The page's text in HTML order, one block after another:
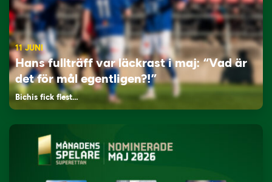
11 JUNI
Hans fullträff var läckrast i maj: “Vad är
det för mål egentligen?!”
Bichis fick flest…